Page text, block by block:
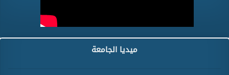
ميديا الجامعة